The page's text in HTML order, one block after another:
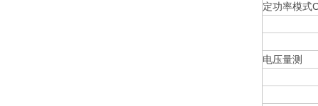
定功率模式
电压量测